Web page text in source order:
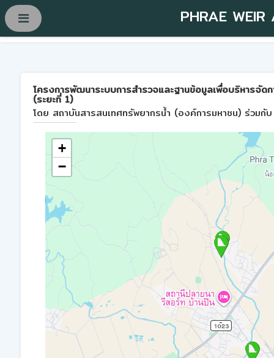
PHRAE WEIR
โครงการพัฒนาระบบการสำรวจและฐานข้อมูลเพื่อบริหารจั
(ระยะที่ 1)
โดย สถาบันสารสนเทศทรัพยากรน้ำ (องค์การมหาชน) ร่วมกั
+
−